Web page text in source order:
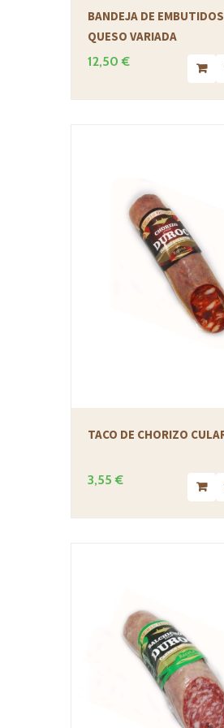
BANDEJA DE
QUESO VARIADA
12,50 €
TACO DE CHORIZO
3,55 €